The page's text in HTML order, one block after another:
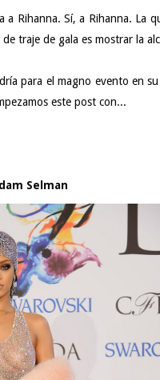
a Rihanna. Sí, a Rihanna. La
traje de gala es mostrar la
para el magno evento en
este post con...
Selman